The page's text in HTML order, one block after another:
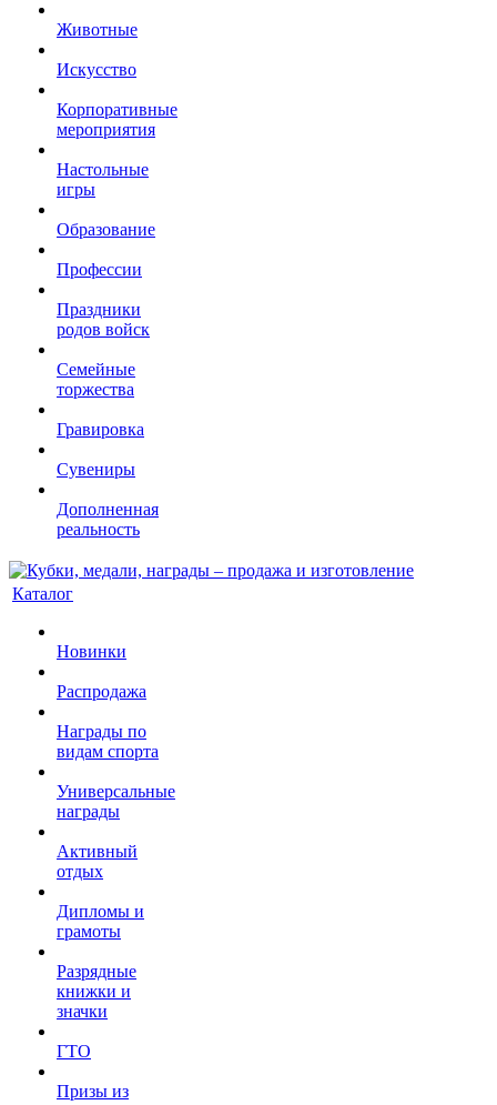
Животные
Искусство
Корпоративные
мероприятия
Настольные
игры
Образование
Профессии
Праздники
родов войск
Семейные
торжества
Гравировка
Сувениры
Дополненная
реальность
Каталог
Новинки
Распродажа
Награды по
видам спорта
Универсальные
награды
Активный
отдых
Дипломы и
грамоты
Разрядные
книжки и
значки
ГТО
Призы из